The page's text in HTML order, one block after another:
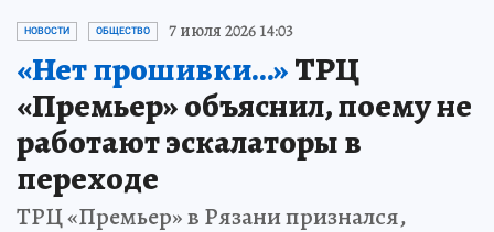
НОВОСТИ ОБЩЕСТВО 7 июля 2026 14:03
«Нет прошивки…»ТРЦ
«Премьер» объяснил, поему не
работают эскалаторы в
переходе
ТРЦ «Премьер» в Рязани признался,